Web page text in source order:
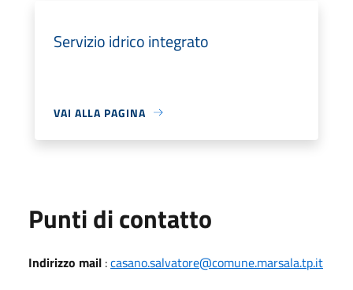
Servizio idrico integrato
VAI ALLA PAGINA
Punti di contatto
Indirizzo mail :casano.salvatore@comune.marsala.tp.it